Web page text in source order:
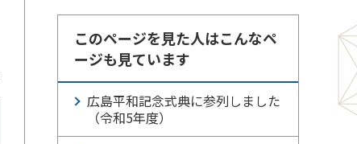
このページを見た人はこんなペ
ージも見ています
広島平和記念式典に参列しました
（令和5年度）